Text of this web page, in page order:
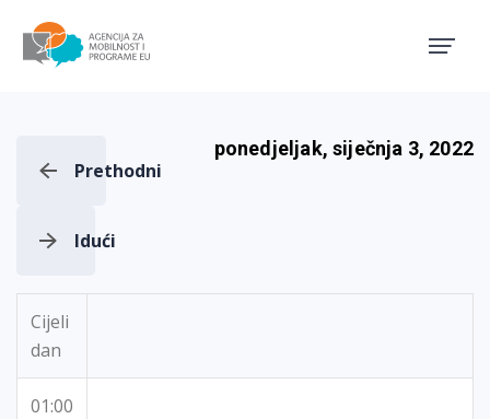
Prethodni
ponedjeljak, siječnja 3, 2022
Idući
Cijeli
dan
01:00